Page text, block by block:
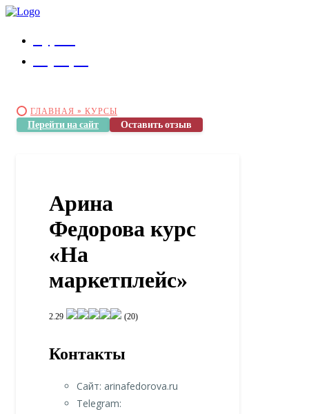
ГЛАВНАЯ » КУРСЫ
Перейти на сайт Оставить отзыв
Арина
Федорова курс
«На
маркетплейс»
2.29 (20)
Контакты
Сайт: arinafedorova.ru
Telegram: